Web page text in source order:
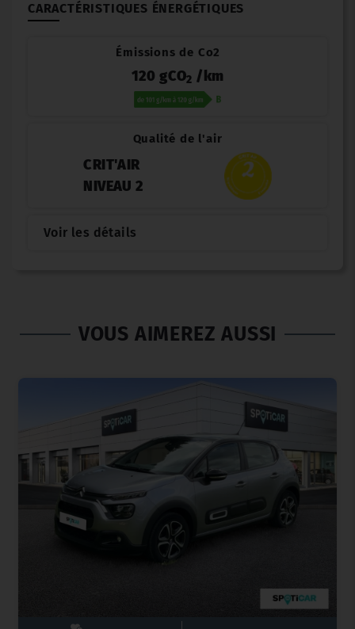
CARACTÉRISTIQUES ÉNERGÉTIQUES
Émissions de Co2
120 gCO2 /km
Qualité de l'air
CRIT'AIR
NIVEAU 2
Voir les détails
VOUS AIMEREZ AUSSI